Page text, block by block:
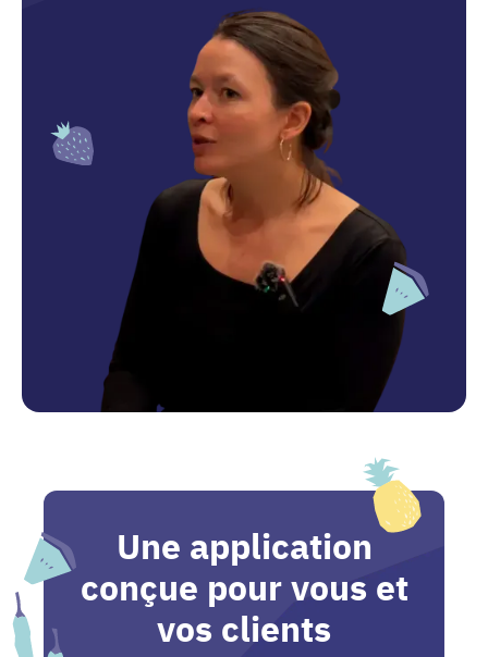
Une application
conçue pour vous et
vos clients